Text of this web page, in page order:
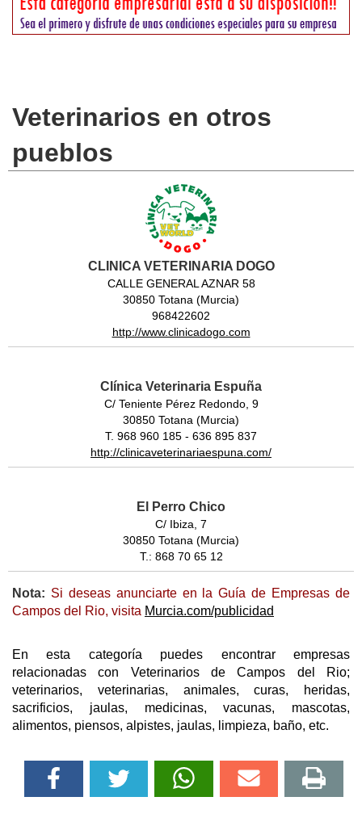
Veterinarios en otros
pueblos
CLINICA VETERINARIA DOGO
CALLE GENERAL AZNAR 58
30850 Totana (Murcia)
968422602
http://www.clinicadogo.com
Clínica Veterinaria Espuña
C/ Teniente Pérez Redondo, 9
30850 Totana (Murcia)
T. 968 960 185 - 636 895 837
http://clinicaveterinariaespuna.com/
El Perro Chico
C/ Ibiza, 7
30850 Totana (Murcia)
T.: 868 70 65 12
Nota: Si deseas anunciarte en la Guía de Empresas de
Campos del Rio, visita Murcia.com/publicidad
En esta categoría puedes encontrar empresas
relacionadas con Veterinarios de Campos del Rio;
veterinarios, veterinarias, animales, curas, heridas,
sacrificios, jaulas, medicinas, vacunas, mascotas,
alimentos, piensos, alpistes, jaulas, limpieza, baño, etc.